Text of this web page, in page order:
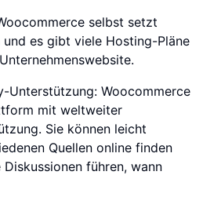
selbst setzt
und es gibt viele Hosting-Pläne
Unterstützung: Woocommerce
mit weltweiter
Sie können leicht
Quellen online finden
führen, wann